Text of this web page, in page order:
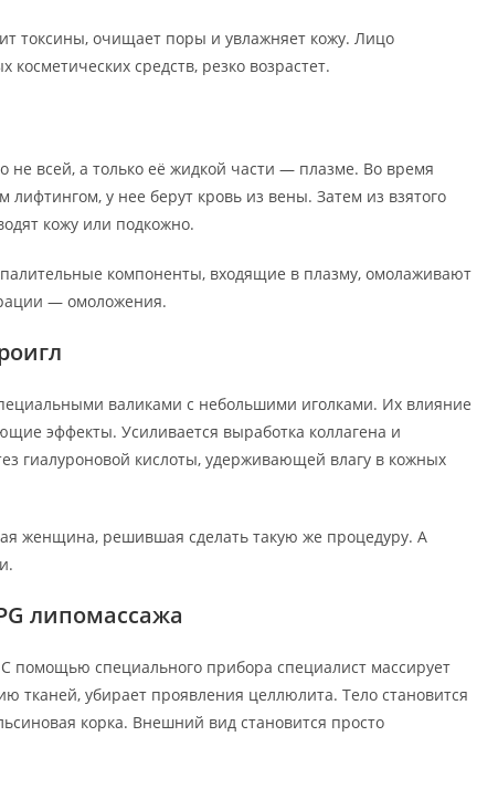
токсины, очищает поры и увлажняет кожу. Лицо
средств, резко возрастет.
не всей, а только её жидкой части — плазме. Во время
лифтингом, у нее берут кровь из вены. Затем из взятого
кожу или подкожно.
компоненты, входящие в плазму, омолаживают
— омоложения.
валиками с небольшими иголками. Их влияние
эффекты. Усиливается выработка коллагена и
гиалуроновой кислоты, удерживающей влагу в кожных
женщина, решившая сделать такую же процедуру. А
липомассажа
помощью специального прибора специалист массирует
тканей, убирает проявления целлюлита. Тело становится
корка. Внешний вид становится просто